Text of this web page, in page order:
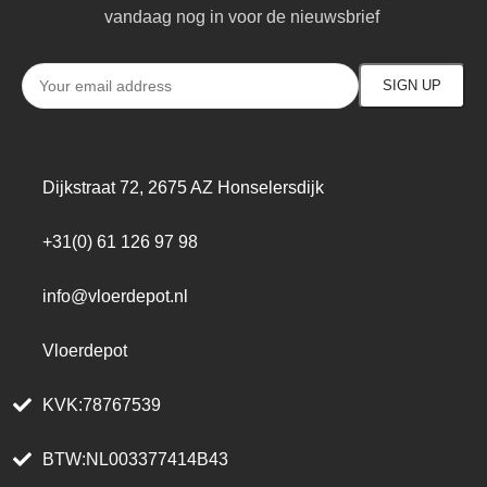
vandaag nog in voor de nieuwsbrief
Dijkstraat 72, 2675 AZ Honselersdijk
+31(0) 61 126 97 98
info@vloerdepot.nl
Vloerdepot
KVK:78767539
BTW:NL003377414B43